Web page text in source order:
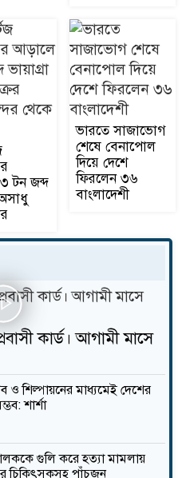
মরহুমা হালিমা খাতুনের
আর্থিক সহায়তা প্রদান
ভূমি সেবা সপ্তাহ উপলক্ষে
র‌্যালি ও উদ্বোধনী
আঁধারে বালু উত্তোলনের
নবগঙ্গা নদীর তীরে মানব
জেলা বিএনপির যৌথ সভা
৫৫ লাখ টাকার চেক
উপস্থিত দুই আসনের সংসদ
বর্ণাঢ্য আয়োজনে এশিয়া
উদ্বোধন
নানা আয়োজনে বিশ্ব
দিবস পালিত
টন জব্দ
ভারতে সাজাভোগ
শেষে বেনাপোল
দিয়ে দেশে
ফিরলেন ৩৬
বাংলাদেশী
কার্ড। আগামী মাসে
ও শিল্পায়নের মাধ্যমেই দেশের
শার্শা
গুলি করে হত্যা মামলায়
চিকিৎসকসহ পাঁচজন